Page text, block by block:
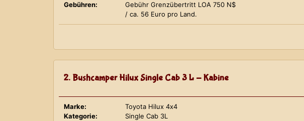
Gebühren:
Gebühr Grenzübertritt LOA 750 N$
/ ca. 56 Euro pro Land.
2. Bushcamper Hilux Single Cab 3 L - Kabine
Marke:
Toyota Hilux 4x4
Kategorie:
Single Cab 3L